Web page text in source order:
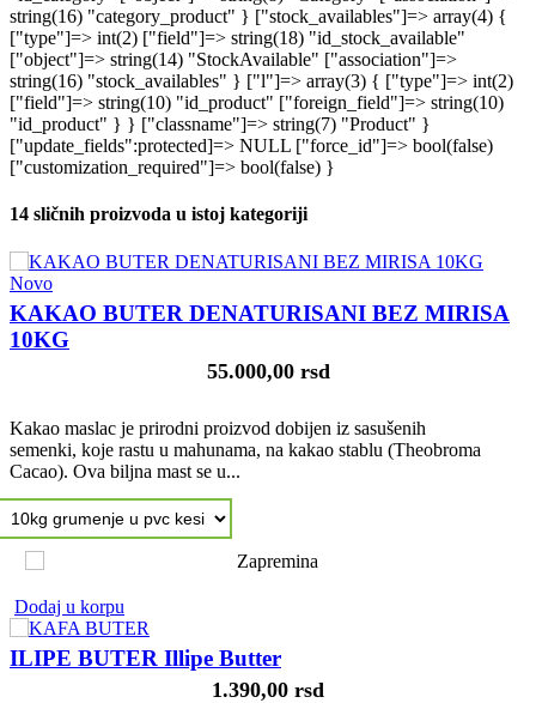
14 sličnih proizvoda u istoj kategoriji
Novo
KAKAO BUTER DENATURISANI BEZ MIRISA
10KG
55.000,00 rsd
Kakao maslac je prirodni proizvod dobijen iz sasušenih
semenki, koje rastu u mahunama, na kakao stablu (Theobroma
Cacao). Ova biljna mast se u...
Dodaj u korpu
ILIPE BUTER Illipe Butter
1.390,00 rsd